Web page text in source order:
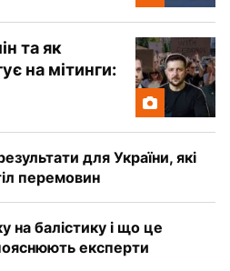
та як
на мітинги:
для України, які
перемовин
на балістику і що це
експерти